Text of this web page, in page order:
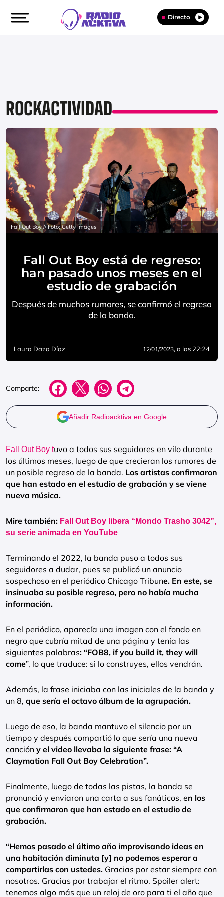
Directo
ROCKACTIVIDAD
Fall Out Boy // Foto: Getty Images
Fall Out Boy está de regreso:
han pasado unos meses en el
estudio de grabación
Después de muchos rumores, se confirmó el regreso
de la banda.
Laura Daza Díaz 12/01/2023, a las 22:24
Comparte:
Añadir Radioacktiva en Google
Fall Out Boy tuvo a todos sus seguidores en vilo durante
los últimos meses, luego de que crecieran los rumores de
un posible regreso de la banda. Los artistas confirmaron
que han estado en el estudio de grabación y se viene
nueva música.
Mire también: Fall Out Boy libera “Mondo Trasho 3042”,
su serie animada en YouTube
Terminando el 2022, la banda puso a todos sus
seguidores a dudar, pues se publicó un anuncio
sospechoso en el periódico Chicago Tribune. En este, se
insinuaba su posible regreso, pero no había mucha
información.
En el periódico, aparecía una imagen con el fondo en
negro que cubría mitad de una página y tenía las
siguientes palabras: “FOB8, if you build it, they will
come”, lo que traduce: si lo construyes, ellos vendrán.
Además, la frase iniciaba con las iniciales de la banda y
un 8, que sería el octavo álbum de la agrupación.
Luego de eso, la banda mantuvo el silencio por un
tiempo y después compartió lo que sería una nueva
canción y el video llevaba la siguiente frase: “A
Claymation Fall Out Boy Celebration”.
Finalmente, luego de todas las pistas, la banda se
pronunció y enviaron una carta a sus fanáticos, en los
que confirmaron que han estado en el estudio de
grabación.
“Hemos pasado el último año improvisando ideas en
una habitación diminuta [y] no podemos esperar a
compartirlas con ustedes. Gracias por estar siempre con
nosotros. Gracias por trabajar el ritmo. Spoiler alert:
tenemos algo más que un reloj de oro para ti el año que